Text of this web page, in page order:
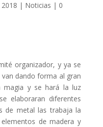
| Noticias | 0
organizador, y ya se
dando forma al gran
magia y se hará la luz
elaboraran diferentes
de metal las trabaja la
de madera y